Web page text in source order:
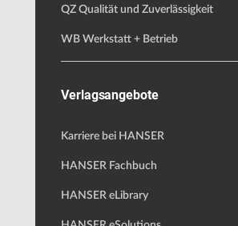
QZ Qualität und Zuverlässigkeit
WB Werkstatt + Betrieb
Verlagsangebote
Karriere bei HANSER
HANSER Fachbuch
HANSER eLibrary